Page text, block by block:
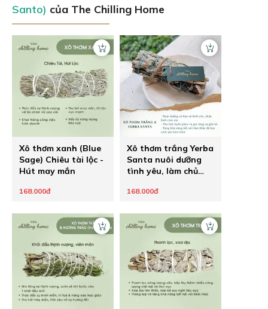
Santo) của The Chilling Home
Xô thơm xanh (Blue
Sage) Chiêu tài lộc -
Hút may mắn
168.000đ
Xô thơm trắng Yerba
Santa nuôi dưỡng
tình yêu, làm chủ
168.000đ